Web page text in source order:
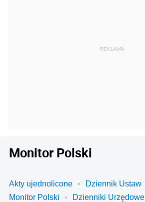
Monitor Polski
Akty ujednolicone
Dziennik Ustaw
Monitor Polski
Dzienniki Urzędowe